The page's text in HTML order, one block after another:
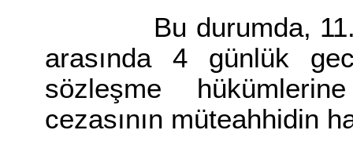
Bu durumda,
arasında 4 günlük
sözleşme
cezasının müteahhidin